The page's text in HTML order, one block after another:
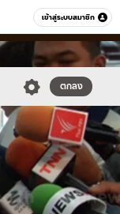
เข้าสู่ระบบสมาชิก
หมวดอื่นๆ
ตกลง